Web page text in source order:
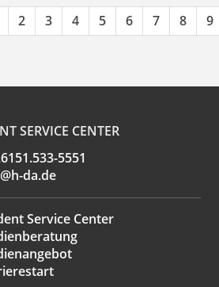
2 3 4 5 6 7 8 9
SERVICE CENTER
5551
da.de
Service Center